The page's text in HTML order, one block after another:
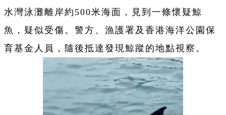
水灣泳灘離岸約500米海面，見到一條懷疑鯨
魚，疑似受傷。警方、漁護署及香港海洋公園保
育基金人員，隨後抵達發現鯨蹤的地點視察。